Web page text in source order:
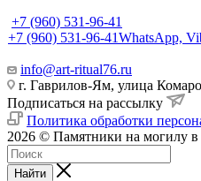
+7 (960) 531-96-41
+7 (960) 531-96-41WhatsApp,
info@art-ritual76.ru
г. Гаврилов-Ям, улица
Подписаться на рассылку
Политика обработки
2026 © Памятники на могилу
Найти